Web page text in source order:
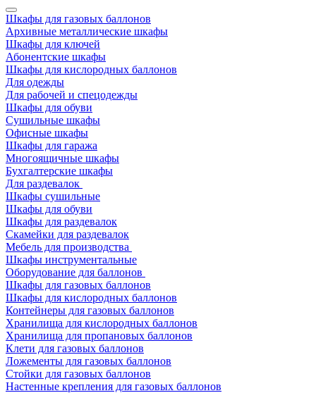
Шкафы для газовых баллонов
Архивные металлические шкафы
Шкафы для ключей
Абонентские шкафы
Шкафы для кислородных баллонов
Для одежды
Для рабочей и спецодежды
Шкафы для обуви
Сушильные шкафы
Офисные шкафы
Шкафы для гаража
Многоящичные шкафы
Бухгалтерские шкафы
Для раздевалок
Шкафы сушильные
Шкафы для обуви
Шкафы для раздевалок
Скамейки для раздевалок
Мебель для производства
Шкафы инструментальные
Оборудование для баллонов
Шкафы для газовых баллонов
Шкафы для кислородных баллонов
Контейнеры для газовых баллонов
Хранилища для кислородных баллонов
Хранилища для пропановых баллонов
Клети для газовых баллонов
Ложементы для газовых баллонов
Стойки для газовых баллонов
Настенные крепления для газовых баллонов